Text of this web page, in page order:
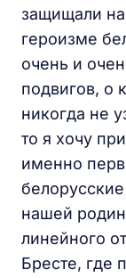
защищали
героизме
очень и
подвигов, о
никогда не
то я хочу
именно
нашей
линейного
Бресте, где